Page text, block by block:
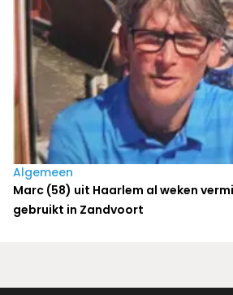
Algemeen
Marc (58) uit Haarlem al weken
gebruikt in Zandvoort